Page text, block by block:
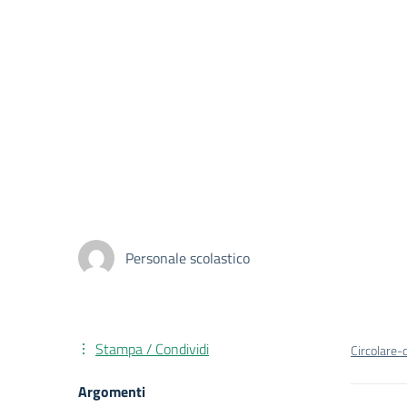
Personale scolastico
Stampa / Condividi
Argomenti